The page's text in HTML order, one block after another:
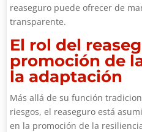
reaseguro puede ofrecer de
transparente.
El rol del
promoción de
la adaptación
Más allá de su función
riesgos, el reaseguro está
en la promoción de la